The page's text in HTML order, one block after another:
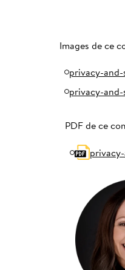
Images de ce
privacy-
privacy-
PDF de ce